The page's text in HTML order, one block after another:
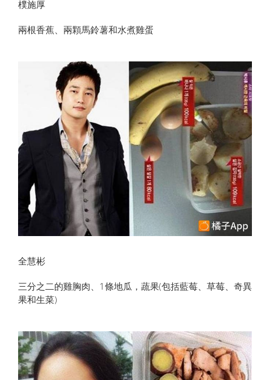
樸施厚
兩根香蕉、兩顆馬鈴薯和水煮雞蛋
全慧彬
三分之二的雞胸肉、1條地瓜，蔬果(包括藍莓、草莓、奇異
果和生菜)